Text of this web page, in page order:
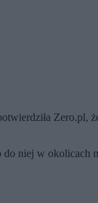
Zero.pl,
do niej w okolicach